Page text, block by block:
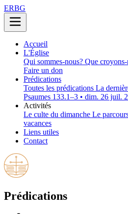
ERBG
Accueil
L'Église
Qui sommes-nous? Que croyons-
Faire un don
Prédications
Toutes les prédications La
Psaumes 133.1–3 • dim. 26 juil.
Activités
Le culte du dimanche Le
vacances
Liens utiles
Contact
Prédications